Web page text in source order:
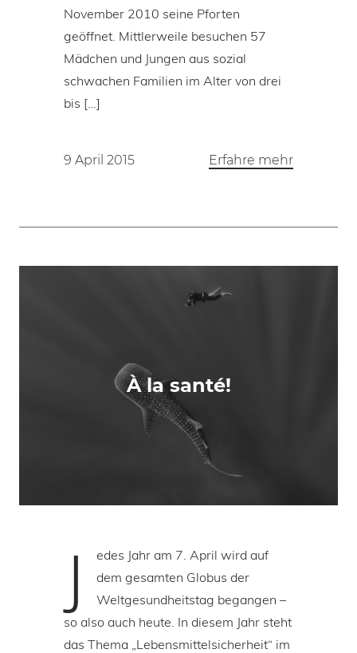
November 2010 seine Pforten
geöffnet. Mittlerweile besuchen 57
Mädchen und Jungen aus sozial
schwachen Familien im Alter von drei
bis […]
9 April 2015 Erfahre mehr
À la santé!
J
edes Jahr am 7. April wird auf
dem gesamten Globus der
Weltgesundheitstag begangen –
so also auch heute. In diesem Jahr steht
das Thema „Lebensmittelsicherheit“ im